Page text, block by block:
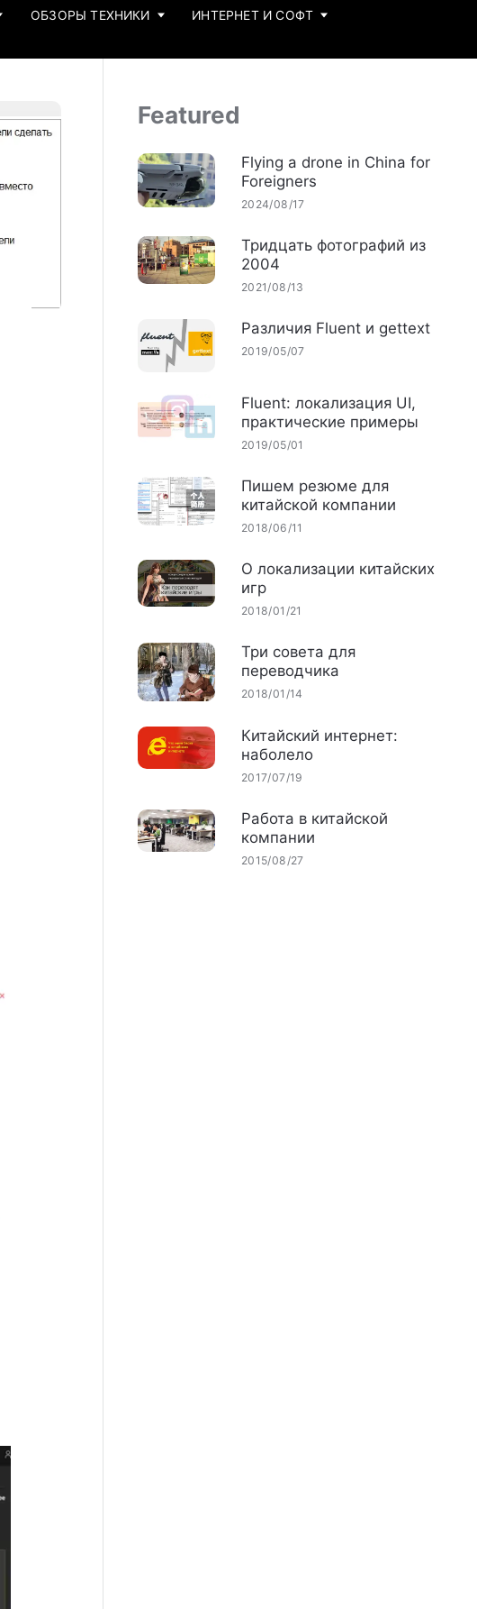
ОБЗОРЫ ТЕХНИКИ
ИНТЕРНЕТ И СОФТ
Featured
Flying a drone in China for
Foreigners
2024/08/17
Тридцать фотографий из
2004
2021/08/13
Различия Fluent и gettext
2019/05/07
Fluent: локализация UI,
практические примеры
2019/05/01
Пишем резюме для
китайской компании
2018/06/11
О локализации китайских
игр
2018/01/21
Три совета для
переводчика
2018/01/14
Китайский интернет:
наболело
2017/07/19
Работа в китайской
компании
2015/08/27